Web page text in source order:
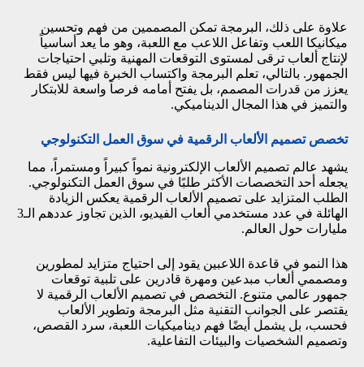
علاوة على ذلك، البرمجة تمكن المصممين من فهم وتحسين
ميكانيكا اللعب وتفاعل اللاعب مع اللعبة، وهو ما يعد أساسياً
لإنتاج ألعاب ترقى لمستوى التوقعات المهنية وتلبي احتياجات
الجمهور. بالتالي، تعلم البرمجة واكتساب الخبرة فيها ليس فقط
يعزز من قدرات المصمم، بل يفتح أمامه فرصاً واسعة للابتكار
والتميز في هذا المجال الديناميكي.
تخصص تصميم الألعاب الرقمية في سوق العمل التكنولوجي
يشهد عالم تصميم الألعاب الإلكترونية نمواً كبيراً ومستمراً، مما
يجعله أحد التخصصات الأكثر طلبًا في سوق العمل التكنولوجي.
الطلب المتزايد على تصميم الألعاب الرقمية يعكس الزيادة
الهائلة في عدد مستخدمي ألعاب الفيديو، الذين تجاوز عددهم الـ3
مليارات حول العالم.
هذا النمو في قاعدة اللاعبين يقود إلى احتياج متزايد لمطورين
ومصممي ألعاب مبدعين ومهرة قادرين على تلبية توقعات
جمهور عالمي متنوع. التخصص في تصميم الألعاب الرقمية لا
يقتصر على الجوانب التقنية مثل البرمجة وتطوير الألعاب
فحسب، بل يشمل أيضًا فهم ديناميكيات اللعبة، سرد القصص،
وتصميم الشخصيات والبيئات التفاعلية.